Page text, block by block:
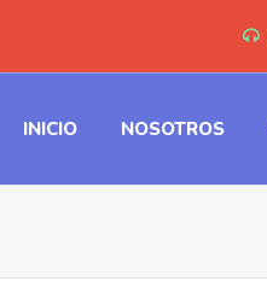
INICIO NOSOTROS